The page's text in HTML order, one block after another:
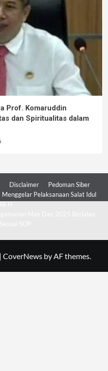
Prof. Komaruddin
dan Spiritualitas dalam
Disclaimer
Pedoman Siber
Pelaksanaan Salat Idul
| CoverNewsby AF themes.